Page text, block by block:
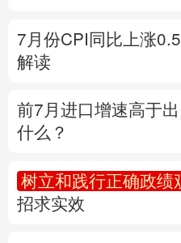
陕西
English
7月份CPI同比上涨
解读
前7月进口增速高于
什么？
树立和践行正确政绩
招求实效